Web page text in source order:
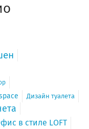
Дизайн туалета
в стиле LOFT